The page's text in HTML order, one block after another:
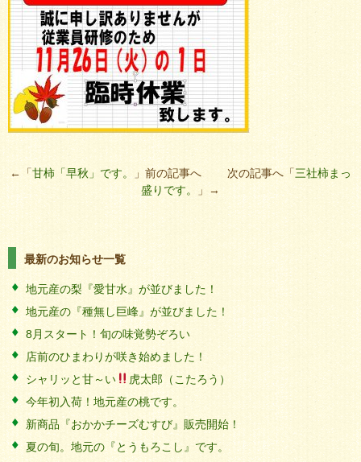
←「甘柿「早秋」です。 」前の記事へ 次の記事へ「三社柿まっ
盛りです。 」→
最新のお知らせ一覧
地元産の梨『愛甘水』が並びました！
地元産の『種無し巨峰』が並びました！
8月スタート！旬の味覚勢ぞろい
店前のひまわりが咲き始めました！
シャリッと甘～い
虎太郎（こたろう）
今年初入荷！地元産の桃です。
新商品『おかかチーズむすび』販売開始！
夏の旬。地元の『とうもろこし』です。